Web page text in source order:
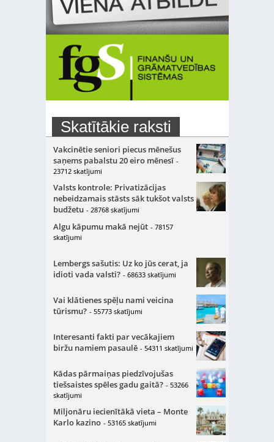
Skatītākie raksti
Vakcinētie seniori piecus mēnešus
saņems pabalstu 20 eiro mēnesī -
23712 skatījumi
Valsts kontrole: Privatizācijas
nebeidzamais stāsts sāk tukšot valsts
budžetu - 28768 skatījumi
Algu kāpumu makā nejūt - 78157
skatījumi
Lembergs sašutis: Uz ko jūs cerat, ja
idioti vada valsti? - 68633 skatījumi
Vai klātienes spēļu nami veicina
tūrismu? - 55773 skatījumi
Interesanti fakti par vecākajiem
biržu namiem pasaulē - 54311 skatījumi
Kādas pārmaiņas piedzīvojušas
tiešsaistes spēles gadu gaitā? - 53266
skatījumi
Miljonāru iecienītākā vieta – Monte
Karlo kazino - 53165 skatījumi